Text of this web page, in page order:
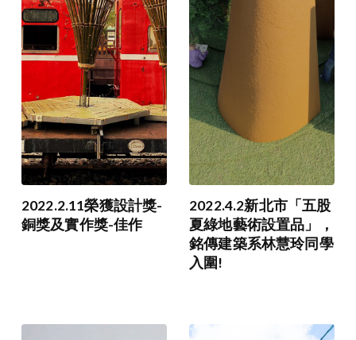
2022.2.11榮獲設計獎-
銅獎及實作獎-佳作
2022.4.2新北市「五股
夏綠地藝術設置品」，
銘傳建築系林慧玲同學
入圍!